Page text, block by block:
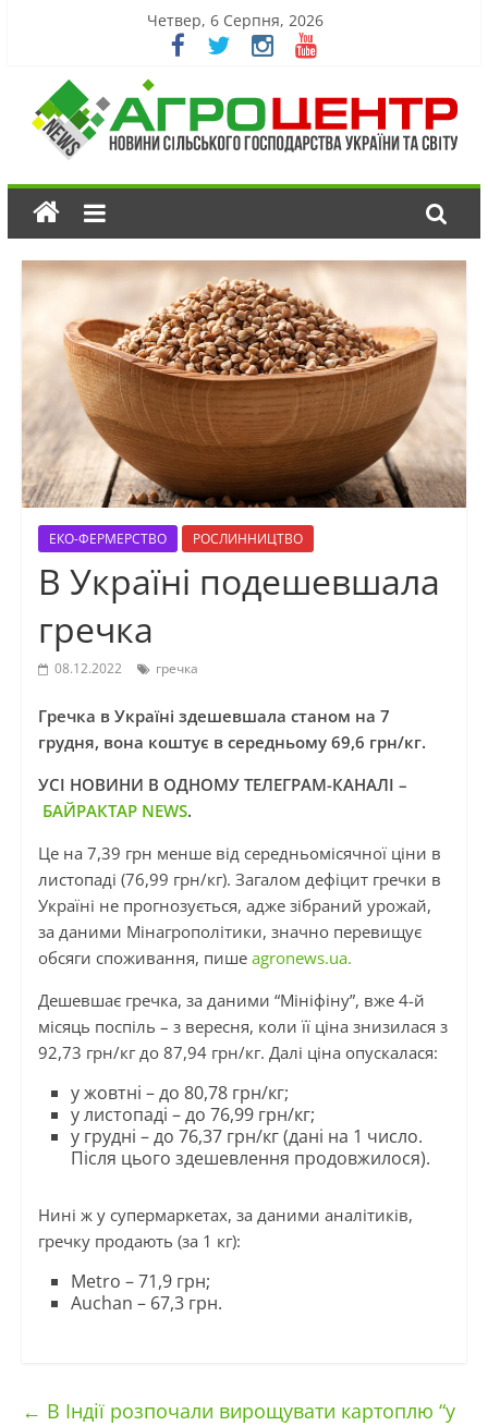
Четвер, 6 Серпня, 2026
ЕКО-ФЕРМЕРСТВО РОСЛИННИЦТВО
В Україні подешевшала
гречка
08.12.2022 гречка
Гречка в Україні здешевшала станом на 7
грудня, вона коштує в середньому 69,6 грн/кг.
УСІ НОВИНИ В ОДНОМУ ТЕЛЕГРАМ-КАНАЛІ –
БАЙРАКТАР NEWS.
Це на 7,39 грн менше від середньомісячної ціни в
листопаді (76,99 грн/кг). Загалом дефіцит гречки в
Україні не прогнозується, адже зібраний урожай,
за даними Мінагрополітики, значно перевищує
обсяги споживання, пише agronews.ua.
Дешевшає гречка, за даними “Мініфіну”, вже 4-й
місяць поспіль – з вересня, коли її ціна знизилася з
92,73 грн/кг до 87,94 грн/кг. Далі ціна опускалася:
у жовтні – до 80,78 грн/кг;
у листопаді – до 76,99 грн/кг;
у грудні – до 76,37 грн/кг (дані на 1 число.
Після цього здешевлення продовжилося).
Нині ж у супермаркетах, за даними аналітиків,
гречку продають (за 1 кг):
Metro – 71,9 грн;
Auchan – 67,3 грн.
← В Індії розпочали вирощувати картоплю “у